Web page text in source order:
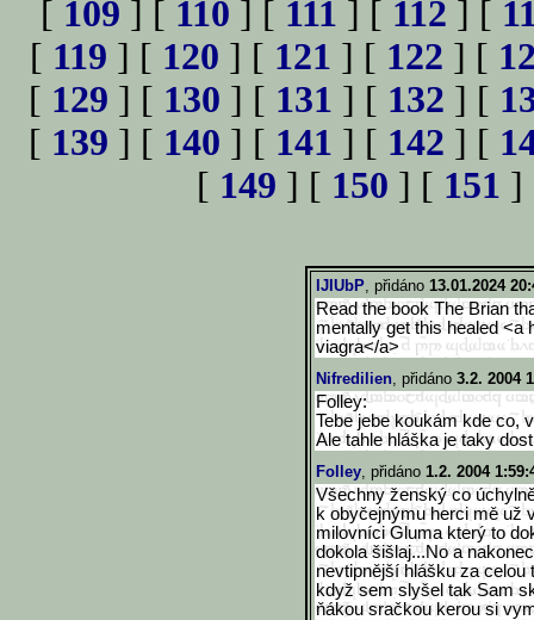
[ 109 ] [ 110 ] [ 111 ] [ 112 ] [
[ 119 ] [ 120 ] [ 121 ] [ 122 ] [
[ 129 ] [ 130 ] [ 131 ] [ 132 ] [
[ 139 ] [ 140 ] [ 141 ] [ 142 ] [
[ 149 ] [ 150 ] [ 151 ]
lJIUbP, přidáno 13.01.2024
Read the book The Brian
mentally get this healed <a
viagra</a>
Nifredilien, přidáno 3.2. 2004
Folley:
Tebe jebe koukám kde co,
Ale tahle hláška je taky
Folley, přidáno 1.2. 2004
Všechny ženský co
k obyčejnýmu herci mě už
milovníci Gluma který to
dokola šišlaj...No a
nevtipnější hlášku za celou
když sem slyšel tak Sam
ňákou sračkou kerou si